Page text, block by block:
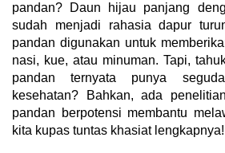
pandan? Daun hijau panjang
sudah menjadi rahasia dapur
pandan digunakan untuk
nasi, kue, atau minuman. Tapi,
pandan ternyata punya
kesehatan? Bahkan, ada
pandan berpotensi membantu
kita kupas tuntas khasiat lengkapnya!